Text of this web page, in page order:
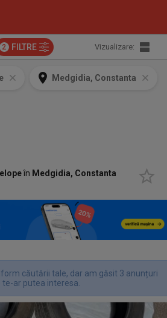
2 FILTRE Vizualizare:
Medgidia, Constanta
în Medgidia, Constanta
căutării tale, dar am găsit 3 anunțuri
te-ar putea interesa.